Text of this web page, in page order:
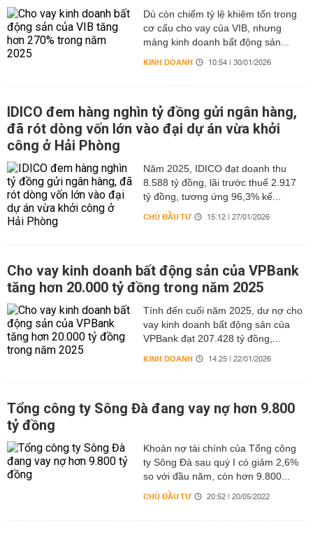
Dù còn chiếm tỷ lệ khiêm tốn trong
cơ cấu cho vay của VIB, nhưng
mảng kinh doanh bất động sản...
KINH DOANH 10:54 | 30/01/2026
IDICO đem hàng nghìn tỷ đồng gửi ngân hàng,
đã rót dòng vốn lớn vào đại dự án vừa khởi
công ở Hải Phòng
Năm 2025, IDICO đạt doanh thu
8.588 tỷ đồng, lãi trước thuế 2.917
tỷ đồng, tương ứng 96,3% kế...
CHỦ ĐẦU TƯ 15:12 | 27/01/2026
Cho vay kinh doanh bất động sản của VPBank
tăng hơn 20.000 tỷ đồng trong năm 2025
Tính đến cuối năm 2025, dư nợ cho
vay kinh doanh bất động sản của
VPBank đạt 207.428 tỷ đồng,...
KINH DOANH 14:25 | 22/01/2026
Tổng công ty Sông Đà đang vay nợ hơn 9.800
tỷ đồng
Khoản nợ tài chính của Tổng công
ty Sông Đà sau quý I có giảm 2,6%
so với đầu năm, còn hơn 9.800...
CHỦ ĐẦU TƯ 20:52 | 20/05/2022